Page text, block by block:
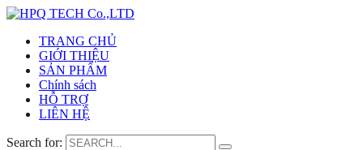
TRANG CHỦ
GIỚI THIỆU
SẢN PHẨM
Chính sách
HỖ TRỢ
LIÊN HỆ
Search for: